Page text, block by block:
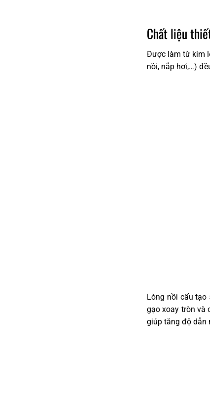
Chất liệu
Được làm từ kim
nồi, nắp hơi,…)
Lòng nồi cấu
gạo xoay tròn và
giúp tăng độ dẫn